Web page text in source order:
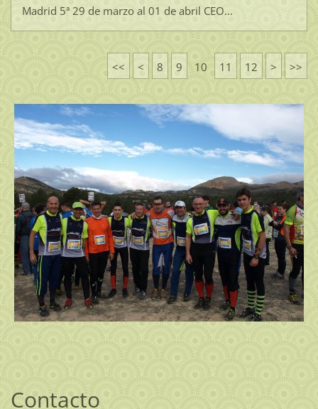
Madrid 5ª 29 de marzo al 01 de abril CEO...
<< < 8 9 10 11 12 > >>
Contacto